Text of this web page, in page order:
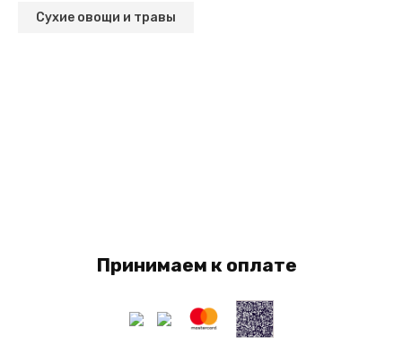
Сухие овощи и травы
Принимаем к оплате